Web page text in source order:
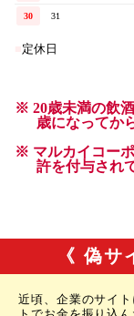
《 偽サ
近頃、企業のサイ